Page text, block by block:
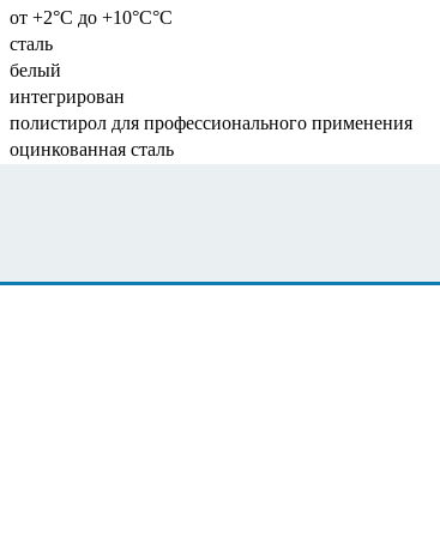
от +2°C до +10°C°C
сталь
белый
интегрирован
полистирол для профессионального применения
оцинкованная сталь